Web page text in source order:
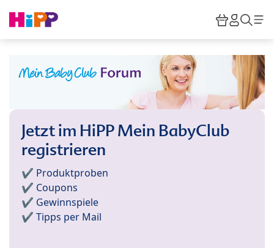
HiPP
Jetzt im HiPP Mein BabyClub
registrieren
✔️ Produktproben
✔️ Coupons
✔️ Gewinnspiele
✔️ Tipps per Mail